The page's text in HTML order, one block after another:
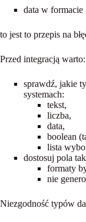
data w formacie
to jest to przepis na
Przed integracją warto:
sprawdź, jakie
systemach:
tekst,
liczba,
data,
boolean
lista
dostosuj pola
formaty
nie
Niezgodność typów